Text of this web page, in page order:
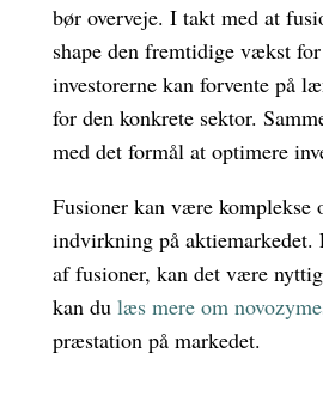
bør overveje. I takt med at
shape den fremtidige vækst
investorerne kan forvente på
for den konkrete sektor.
med det formål at optimere
Fusioner kan være komplekse
indvirkning på aktiemarkedet.
af fusioner, kan det være
kan du læs mere om
præstation på markedet.